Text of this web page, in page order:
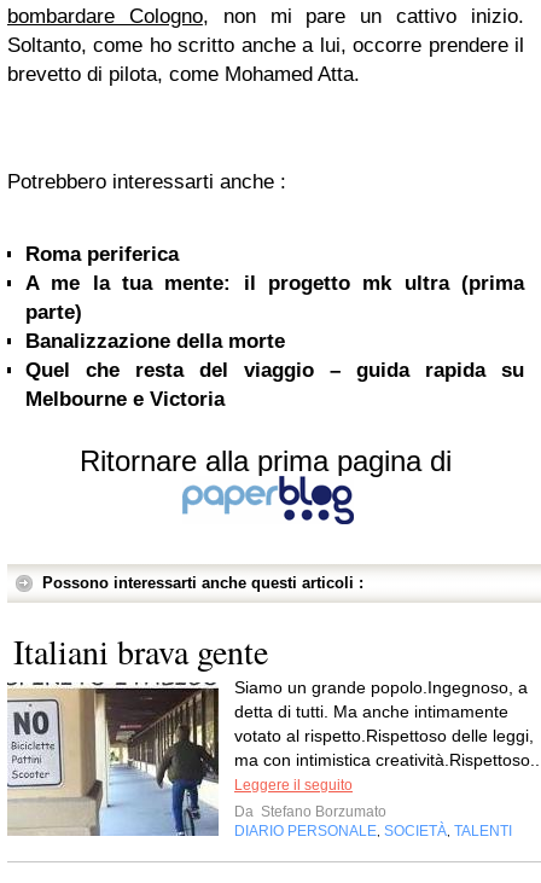
bombardare Cologno, non mi pare un cattivo inizio.
Soltanto, come ho scritto anche a lui, occorre prendere il
brevetto di pilota, come Mohamed Atta.
Potrebbero interessarti anche :
Roma periferica
A me la tua mente: il progetto mk ultra (prima
parte)
Banalizzazione della morte
Quel che resta del viaggio – guida rapida su
Melbourne e Victoria
Ritornare alla prima pagina di
Possono interessarti anche questi articoli :
Italiani brava gente
Siamo un grande popolo.Ingegnoso, a
detta di tutti. Ma anche intimamente
votato al rispetto.Rispettoso delle leggi,
ma con intimistica
Leggere il seguito
Da Stefano Borzumato
DIARIO PERSONALE SOCIETÀ TALENTI